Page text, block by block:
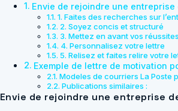
Envie de rejoindre une
1. Faites des recherches sur
2. Soyez concis et structuré
3. Mettez en avant vos
4. Personnalisez votre lettre
5. Relisez et faites relire votre
Exemple de lettre de motivation
Modeles de courriers La Poste
Publications similaires :
Envie de rejoindre une entreprise